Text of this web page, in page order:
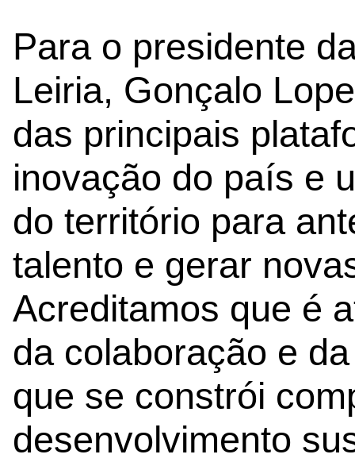
Para o presidente
Leiria, Gonçalo
das principais
inovação do país e
do território para
talento e gerar
Acreditamos que é
da colaboração e
que se constrói
desenvolvimento